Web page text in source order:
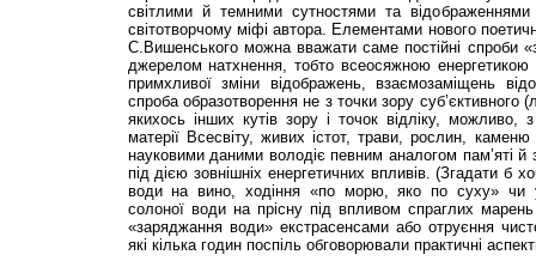
світлими й темними сутностями та
світотворчому міфі автора. Елементами нового
С.Вишенського можна вважати саме постійні спроби
джерелом натхнення, тобто всеосяжною
примхливої зміни відображень, взаємозаміщень
спроба образотворення не з точки зору
якихось інших кутів зору і точок відліку, можливо,
матерії Всесвіту, живих істот, трави, рослин,
науковими даними володіє певним аналогом пам’яті й
під дією зовнішніх енергетичних впли­вів. (Згадати б
води на вино, ходіння «по морю, яко по суху» чи
солоної води на прісну під впливом спраглих марень
«заряджання води» екстрасенсами або отруєння
які кілька годин поспіль обговорювали практичні